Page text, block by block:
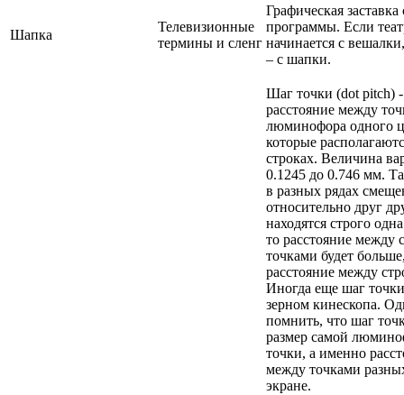
Шапка
Телевизионные
термины и сленг
Графическая
программы. Если
начинается с
– с шапки.
Шаг точки (dot pitch) -
расстояние между
люминофора одного
которые
строках. Величина
0.1245 до 0.746 мм.
в разных рядах
относительно друг
находятся строго
то расстояние между
точками будет
расстояние между
Иногда еще шаг
зерном кинескопа.
помнить, что шаг
размер самой
точки, а именно
между точками
экране.